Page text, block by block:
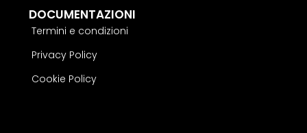
DOCUMENTAZIONI
Termini e condizioni
Privacy Policy
Cookie Policy